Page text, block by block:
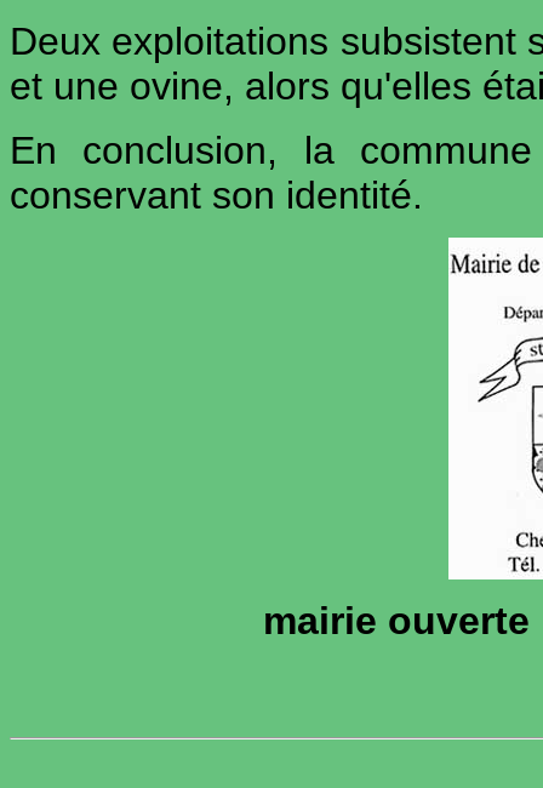
Deux exploitations subsistent
et une ovine, alors qu'elles
En conclusion, la
conservant son identité.
mairie ouverte